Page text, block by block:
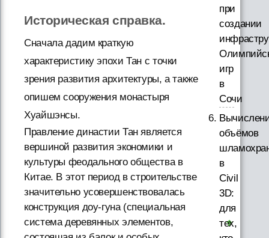
Историческая справка.
Сначала дадим краткую
характеристику эпохи Тан с точки
зрения развития архитектуры, а также
опишем сооружения монастыря
Хуайшэнсы.
Правление династии Тан является
вершиной развития экономики и
культуры феодального общества в
Китае. В этот период в строительстве
значительно усовершенствовалась
конструкция доу-гуна (специальная
система деревянных элементов,
при
создании
игр
в
Сочи
объёмов
в
Civil
3D:
для
тех,